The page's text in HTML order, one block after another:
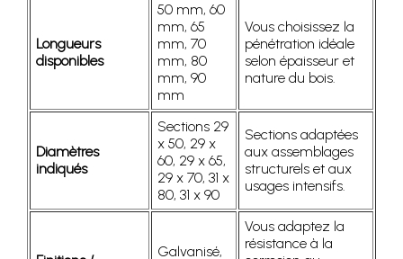
Longueurs
disponibles
50 mm, 60
mm, 65
mm, 70
mm, 80
mm, 90
mm
Vous choisissez la
pénétration idéale
selon épaisseur et
nature du bois.
Diamètres
indiqués
Sections 29
x 50, 29 x
60, 29 x 65,
29 x 70, 31 x
80, 31 x 90
Sections adaptées
aux assemblages
structurels et aux
usages intensifs.
Galvanisé,
Vous adaptez la
résistance à la